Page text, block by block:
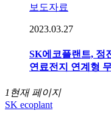
보도자료
2023.03.27
SK에코플랜트, 정
연료전지 연계형
1 현재 페이지
SK ecoplant